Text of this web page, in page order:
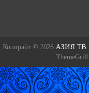
Копирайт © 2026 АЗИЯ ТВ